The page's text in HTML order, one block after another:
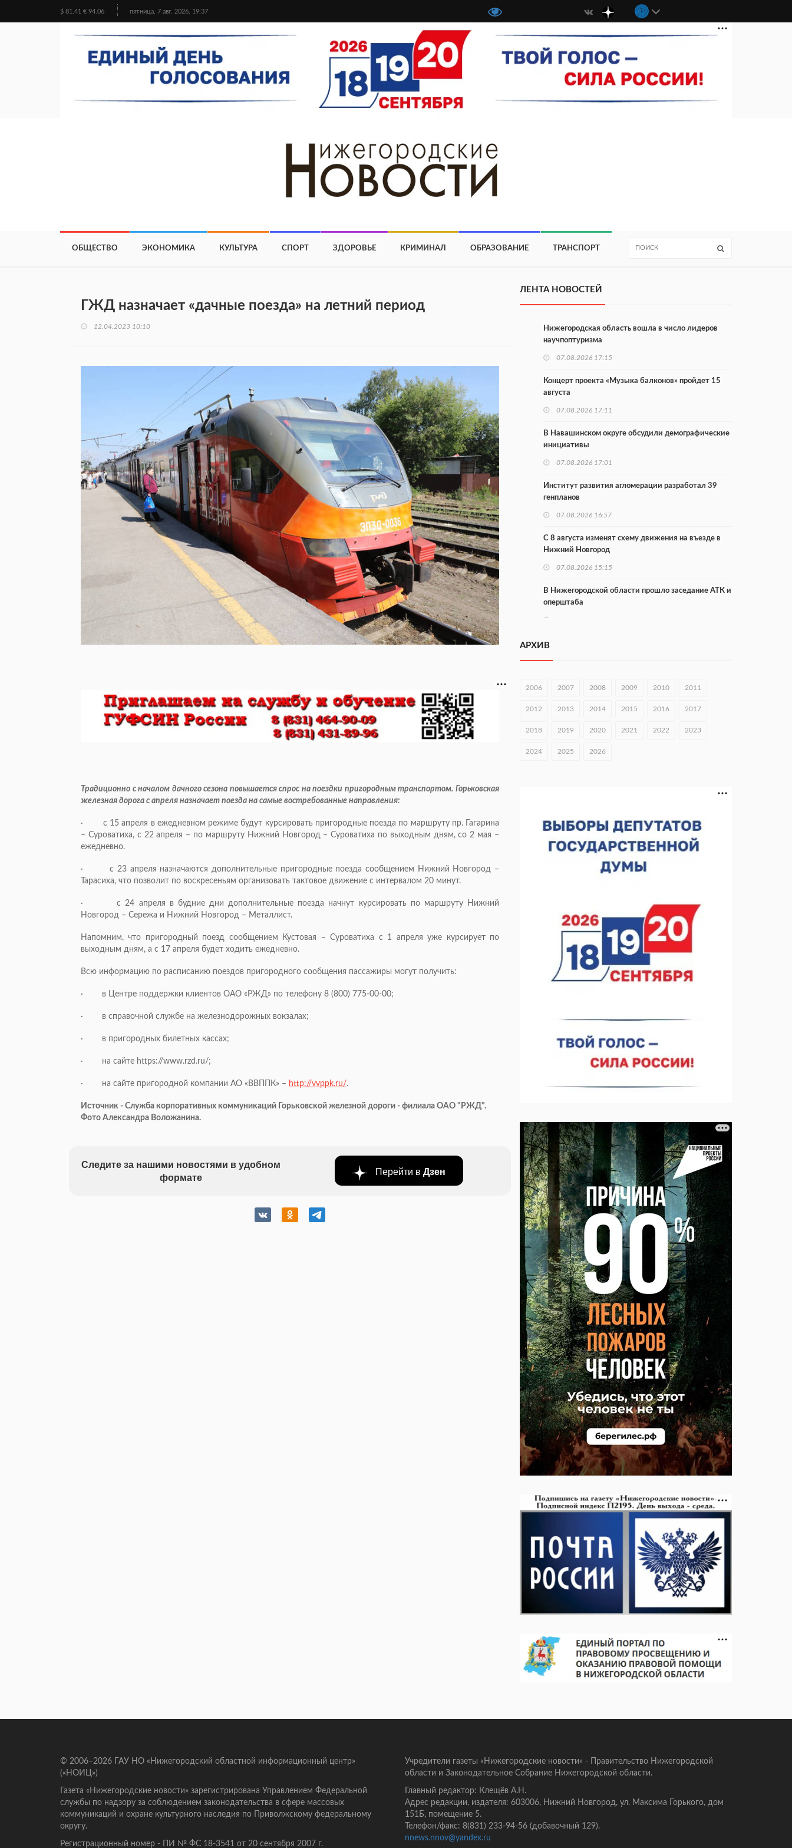
$ 81.41 € 94.06 пятница, 7 авг. 2026, 19:37
ОБЩЕСТВО ЭКОНОМИКА КУЛЬТУРА СПОРТ ЗДОРОВЬЕ КРИМИНАЛ ОБРАЗОВАНИЕ ТРАНСПОРТ
ГЖД назначает «дачные поезда» на летний период
12.04.2023 10:10
Традиционно с началом дачного сезона повышается спрос на поездки пригородным транспортом. Горьковская
железная дорога с апреля назначает поезда на самые востребованные направления:
· с 15 апреля в ежедневном режиме будут курсировать пригородные поезда по маршруту пр. Гагарина
– Суроватиха, с 22 апреля – по маршруту Нижний Новгород – Суроватиха по выходным дням, со 2 мая –
ежедневно.
· с 23 апреля назначаются дополнительные пригородные поезда сообщением Нижний Новгород –
Тарасиха, что позволит по воскресеньям организовать тактовое движение с интервалом 20 минут.
· с 24 апреля в будние дни дополнительные поезда начнут курсировать по маршруту Нижний
Новгород – Сережа и Нижний Новгород – Металлист.
Напомним, что пригородный поезд сообщением Кустовая – Суроватиха с 1 апреля уже курсирует по
выходным дням, а с 17 апреля будет ходить ежедневно.
Всю информацию по расписанию поездов пригородного сообщения пассажиры могут получить:
· в Центре поддержки клиентов ОАО «РЖД» по телефону 8 (800) 775-00-00;
· в справочной службе на железнодорожных вокзалах;
· в пригородных билетных кассах;
· на сайте https://www.rzd.ru/;
· на сайте пригородной компании АО «ВВППК» – http://vvppk.ru/.
Источник - Служба корпоративных коммуникаций Горьковской железной дороги - филиала ОАО "РЖД".
Фото Александра Воложанина.
Следите за нашими новостями в удобном
формате
Перейти в Дзен
ЛЕНТА НОВОСТЕЙ
Нижегородская область вошла в число лидеров
научпоптуризма
07.08.2026 17:15
Концерт проекта «Музыка балконов» пройдет 15
августа
07.08.2026 17:11
В Навашинском округе обсудили демографические
инициативы
07.08.2026 17:01
Институт развития агломерации разработал 39
генпланов
07.08.2026 16:57
С 8 августа изменят схему движения на въезде в
Нижний Новгород
07.08.2026 15:15
В Нижегородской области прошло заседание АТК и
оперштаба
В Чкаловске спустили на воду «Метеор-120Р»
07.08.2026 14:01
В Нижегородской области выбрали лучшего
07.08.2026 13:48
строителя
В Нижнем Новгороде прошло совещание
Росгвардии
07.08.2026 12:04
Кратковременные перерывы вещания
телерадиопрограмм ожидаются в Нижнем
Новгороде до 16 августа в связи с покраской
телебашни
07.08.2026 11:20
АРХИВ
2006 2007 2008 2009 2010 2011
2012 2013 2014 2015 2016 2017
2018 2019 2020 2021 2022 2023
2024 2025 2026
© 2006–2026 ГАУ НО «Нижегородский областной информационный центр»
(«НОИЦ»)
Газета «Нижегородские новости» зарегистрирована Управлением Федеральной
службы по надзору за соблюдением законодательства в сфере массовых
коммуникаций и охране культурного наследия по Приволжскому федеральному
округу.
Регистрационный номер - ПИ № ФС 18-3541 от 20 сентября 2007 г.
Учредители газеты «Нижегородские новости» - Правительство Нижегородской
области и Законодательное Собрание Нижегородской области.
Главный редактор: Клещёв А.Н.
Адрес редакции, издателя: 603006, Нижний Новгород, ул. Максима Горького, дом
151Б, помещение 5.
Телефон/факс: 8(831) 233-94-56 (добавочный 129).
nnews.nnov@yandex.ru